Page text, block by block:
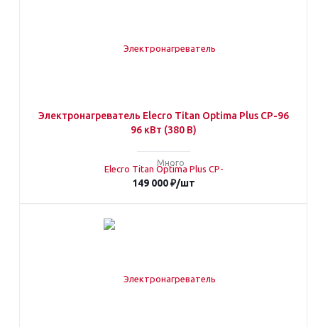
Электронагреватель Elecro Titan Optima Plus СP-96
96 кВт (380 В)
Много
149 000₽/шт